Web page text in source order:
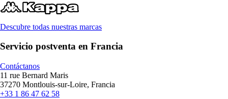
Descubre todas nuestras marcas
Servicio postventa en Francia
Contáctanos
11 rue Bernard Maris
37270 Montlouis-sur-Loire, Francia
+33 1 86 47 62 58